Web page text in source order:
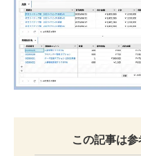
この記事は